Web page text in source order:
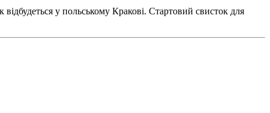
у польському Кракові. Стартовий свисток для